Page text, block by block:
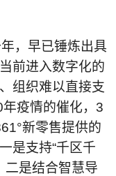
，早已锤炼出具
前进入数字化的
组织难以直接支
疫情的催化，3
新零售提供的
是支持“千区千
二是结合智慧导